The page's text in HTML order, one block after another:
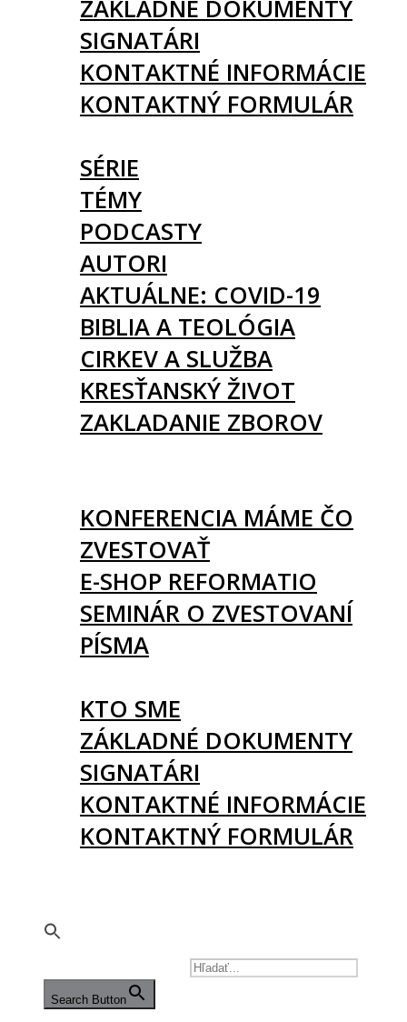
ZÁKLADNÉ DOKUMENTY
SIGNATÁRI
KONTAKTNÉ INFORMÁCIE
KONTAKTNÝ FORMULÁR
SÉRIE
TÉMY
PODCASTY
AUTORI
AKTUÁLNE: COVID-19
BIBLIA A TEOLÓGIA
CIRKEV A SLUŽBA
KRESŤANSKÝ ŽIVOT
ZAKLADANIE ZBOROV
KONFERENCIA MÁME ČO
ZVESTOVAŤ
E-SHOP REFORMATIO
SEMINÁR O ZVESTOVANÍ
PÍSMA
KTO SME
ZÁKLADNÉ DOKUMENTY
SIGNATÁRI
KONTAKTNÉ INFORMÁCIE
KONTAKTNÝ FORMULÁR
Search Button